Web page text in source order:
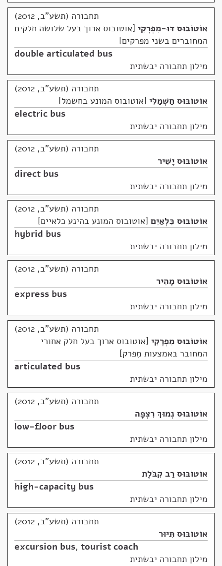
תחבורה (תשע"ב, 2012)
אוֹטוֹבּוּס דּוּ-מִפְרָקִי אוטובוס ארוך בעל שלושה חלקים
המחוברים בשני מפרקים
double articulated bus
מילון תחבורה יבשתית
תחבורה (תשע"ב, 2012)
אוֹטוֹבּוּס חַשְׁמַלִּי אוטובוס המונע בחשמל
electric bus
מילון תחבורה יבשתית
תחבורה (תשע"ב, 2012)
אוֹטוֹבּוּס יָשִׁיר
direct bus
מילון תחבורה יבשתית
תחבורה (תשע"ב, 2012)
אוֹטוֹבּוּס כִּלְאַיִם אוטובוס המונע בהינע כלאיים
hybrid bus
מילון תחבורה יבשתית
תחבורה (תשע"ב, 2012)
אוֹטוֹבּוּס מָהִיר
express bus
מילון תחבורה יבשתית
תחבורה (תשע"ב, 2012)
אוֹטוֹבּוּס מִפְרָקִי אוטובוס ארוך בעל חלק אחורי
המחובר באמצעות מִפרק
articulated bus
מילון תחבורה יבשתית
תחבורה (תשע"ב, 2012)
אוֹטוֹבּוּס נְמוּךְ רִצְפָּה
low-floor bus
מילון תחבורה יבשתית
תחבורה (תשע"ב, 2012)
אוֹטוֹבּוּס רַב קִבֹּלֶת
high-capacity bus
מילון תחבורה יבשתית
תחבורה (תשע"ב, 2012)
אוֹטוֹבּוּס תִּיּוּר
excursion bus, tourist coach
מילון תחבורה יבשתית